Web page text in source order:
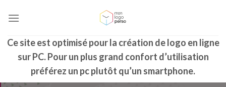
Ce site est optimisé pour la création de logo en ligne
sur PC. Pour un plus grand confort d’utilisation
préférez un pc plutôt qu’un smartphone.